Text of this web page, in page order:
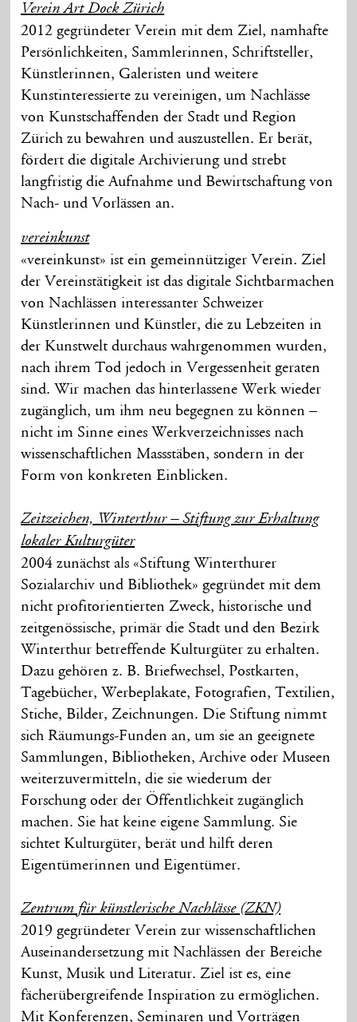
Verein Art Dock Zürich
2012 gegründeter Verein mit dem Ziel, namhafte
Persönlichkeiten, Sammlerinnen, Schriftsteller,
Künstlerinnen, Galeristen und weitere
Kunstinteressierte zu vereinigen, um Nachlässe
von Kunstschaffenden der Stadt und Region
Zürich zu bewahren und auszustellen. Er berät,
fördert die digitale Archivierung und strebt
langfristig die Aufnahme und Bewirtschaftung von
Nach- und Vorlässen an.
vereinkunst
«vereinkunst» ist ein gemeinnütziger Verein. Ziel
der Vereinstätigkeit ist das digitale Sichtbarmachen
von Nachlässen interessanter Schweizer
Künstlerinnen und Künstler, die zu Lebzeiten in
der Kunstwelt durchaus wahrgenommen wurden,
nach ihrem Tod jedoch in Vergessenheit geraten
sind. Wir machen das hinterlassene Werk wieder
zugänglich, um ihm neu begegnen zu können –
nicht im Sinne eines Werkverzeichnisses nach
wissenschaftlichen Massstäben, sondern in der
Form von konkreten Einblicken.
Zeitzeichen, Winterthur – Stiftung zur Erhaltung
lokaler Kulturgüter
2004 zunächst als «Stiftung Winterthurer
Sozialarchiv und Bibliothek» gegründet mit dem
nicht profitorientierten Zweck, historische und
zeitgenössische, primär die Stadt und den Bezirk
Winterthur betreffende Kulturgüter zu erhalten.
Dazu gehören z. B. Briefwechsel, Postkarten,
Tagebücher, Werbeplakate, Fotografien, Textilien,
Stiche, Bilder, Zeichnungen. Die Stiftung nimmt
sich Räumungs-Funden an, um sie an geeignete
Sammlungen, Bibliotheken, Archive oder Museen
weiterzuvermitteln, die sie wiederum der
Forschung oder der Öffentlichkeit zugänglich
machen. Sie hat keine eigene Sammlung. Sie
sichtet Kulturgüter, berät und hilft deren
Eigentümerinnen und Eigentümer.
Zentrum für künstlerische Nachlässe (ZKN)
2019 gegründeter Verein zur wissenschaftlichen
Auseinandersetzung mit Nachlässen der Bereiche
Kunst, Musik und Literatur. Ziel ist es, eine
fächerübergreifende Inspiration zu ermöglichen.
Mit Konferenzen, Seminaren und Vorträgen